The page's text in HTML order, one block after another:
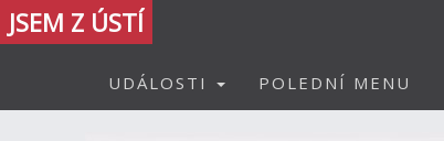
JSEM Z ÚSTÍ
UDÁLOSTI POLEDNÍ MENU